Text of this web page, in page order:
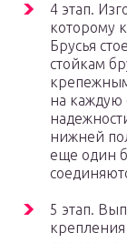
4 этап.
которому
Брусья
стойкам
на каждую
нижней
еще один
5 этап.